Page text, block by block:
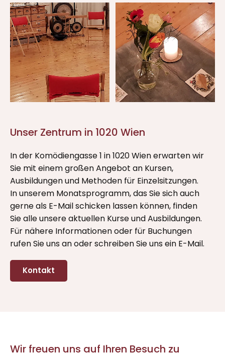
Unser Zentrum in 1020 Wien
In der Komödiengasse 1 in 1020 Wien erwarten wir
Sie mit einem großen Angebot an Kursen,
Ausbildungen und Methoden für Einzelsitzungen.
In unserem Monatsprogramm, das Sie sich auch
gerne als E-Mail schicken lassen können, finden
Sie alle unsere aktuellen Kurse und Ausbildungen.
Für nähere Informationen oder für Buchungen
rufen Sie uns an oder schreiben Sie uns ein E-Mail.
Kontakt
Wir freuen uns auf Ihren Besuch zu